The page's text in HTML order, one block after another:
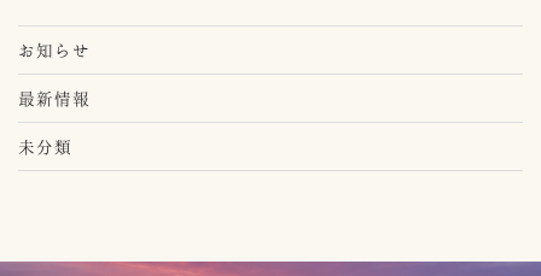
お知らせ
最新情報
未分類